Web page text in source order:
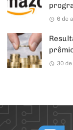
6 de
30